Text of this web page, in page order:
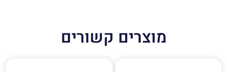
מוצרים קשורים